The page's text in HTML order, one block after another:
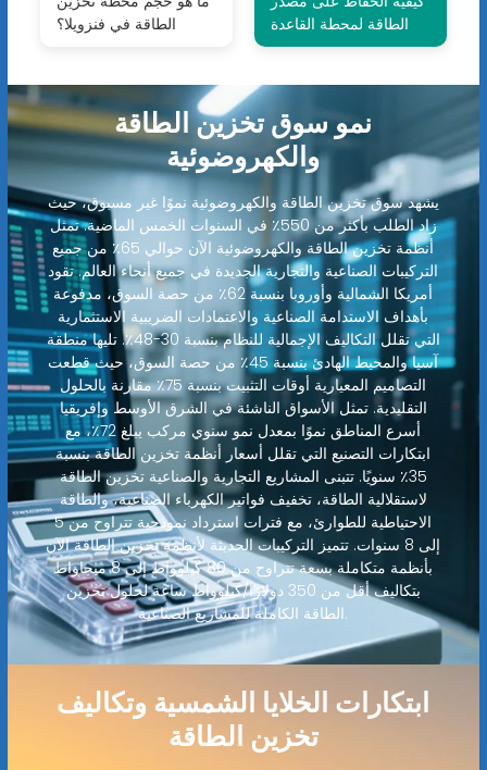
الطاقة في فنزويلا؟
الطاقة لمحطة القاعدة
نمو سوق تخزين الطاقة
والكهروضوئية
يشهد سوق تخزين الطاقة والكهروضوئية نموًا غير مسبوق، حيث
زاد الطلب بأكثر من 550٪ في السنوات الخمس الماضية. تمثل
أنظمة تخزين الطاقة والكهروضوئية الآن حوالي 65٪ من جميع
التركيبات الصناعية والتجارية الجديدة في جميع أنحاء العالم. تقود
أمريكا الشمالية وأوروبا بنسبة 62٪ من حصة السوق، مدفوعة
بأهداف الاستدامة الصناعية والاعتمادات الضريبية الاستثمارية
التي تقلل التكاليف الإجمالية للنظام بنسبة 30-48٪. تليها منطقة
آسيا والمحيط الهادئ بنسبة 45٪ من حصة السوق، حيث قطعت
التصاميم المعيارية أوقات التثبيت بنسبة 75٪ مقارنة بالحلول
التقليدية. تمثل الأسواق الناشئة في الشرق الأوسط وإفريقيا
أسرع المناطق نموًا بمعدل نمو سنوي مركب يبلغ 72٪، مع
ابتكارات التصنيع التي تقلل أسعار أنظمة تخزين الطاقة بنسبة
35٪ سنويًا. تتبنى المشاريع التجارية والصناعية تخزين الطاقة
لاستقلالية الطاقة، تخفيف فواتير الكهرباء الصناعية، والطاقة
الاحتياطية للطوارئ، مع فترات استرداد نموذجية تتراوح من 5
إلى 8 سنوات. تتميز التركيبات الحديثة لأنظمة تخزين الطاقة الآن
بأنظمة متكاملة بسعة تتراوح من 80 كيلوواط إلى 8 ميجاواط
بتكاليف أقل من 350 دولارًا/كيلوواط ساعة لحلول تخزين
الطاقة الكاملة للمشاريع الصناعية.
ابتكارات الخلايا الشمسية وتكاليف
تخزين الطاقة